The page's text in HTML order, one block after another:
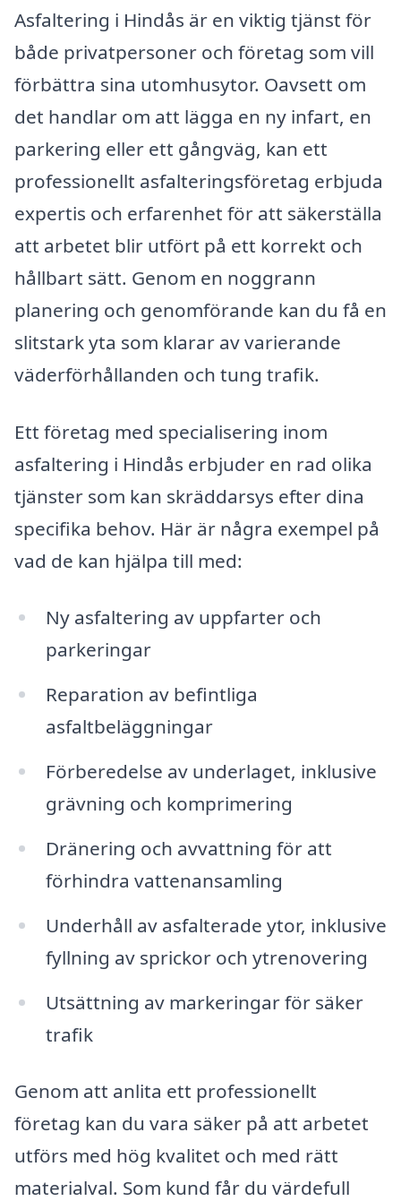
Asfaltering i Hindås är en viktig tjänst för
både privatpersoner och företag som vill
förbättra sina utomhusytor. Oavsett om
det handlar om att lägga en ny infart, en
parkering eller ett gångväg, kan ett
professionellt asfalteringsföretag erbjuda
expertis och erfarenhet för att säkerställa
att arbetet blir utfört på ett korrekt och
hållbart sätt. Genom en noggrann
planering och genomförande kan du få en
slitstark yta som klarar av varierande
väderförhållanden och tung trafik.
Ett företag med specialisering inom
asfaltering i Hindås erbjuder en rad olika
tjänster som kan skräddarsys efter dina
specifika behov. Här är några exempel på
vad de kan hjälpa till med:
Ny asfaltering av uppfarter och
parkeringar
Reparation av befintliga
asfaltbeläggningar
Förberedelse av underlaget, inklusive
grävning och komprimering
Dränering och avvattning för att
förhindra vattenansamling
Underhåll av asfalterade ytor, inklusive
fyllning av sprickor och ytrenovering
Utsättning av markeringar för säker
trafik
Genom att anlita ett professionellt
företag kan du vara säker på att arbetet
utförs med hög kvalitet och med rätt
materialval. Som kund får du värdefull